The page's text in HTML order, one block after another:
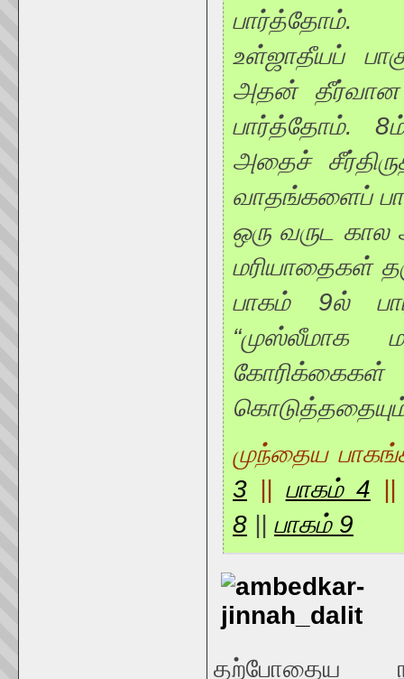
பார்த்தோம்.
உள்ஜாதீயப்
அதன் தீர்வான
பார்த்தோம்.
அதைச்
வாதங்களைப்
ஒரு வருட
மரியாதைகள்
பாகம் 9ல்
“முஸ்லீமாக
கோரிக்கைகள்
முந்தைய
3 || பாகம் 4 ||
8 || பாகம் 9
தற்போதைய